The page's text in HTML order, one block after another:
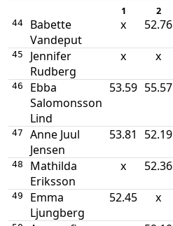
1 2
44
Babette
Vandeput
x 52.76
45
Jennifer
Rudberg
x x
46
Ebba
Salomonsson
Lind
53.59 55.57
47
Anne Juul
Jensen
53.81 52.19
48
Mathilda
Eriksson
x 52.36
49
Emma
Ljungberg
52.45 x